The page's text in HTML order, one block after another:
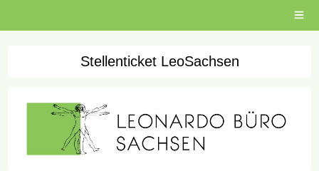
Open
Stellenticket LeoSachsen